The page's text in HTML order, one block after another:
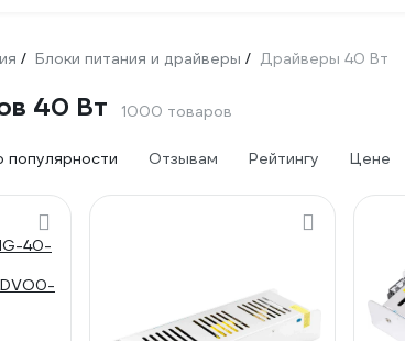
/ Блоки питания и драйверы / Драйверы 40 Вт
40 Вт 1000 товаров
популярности Отзывам Рейтингу Цене